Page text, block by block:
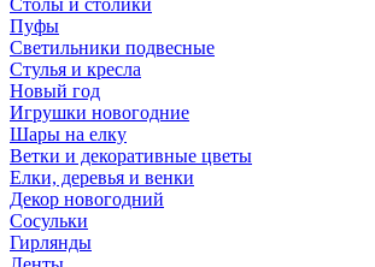
Столы и столики
Пуфы
Светильники подвесные
Стулья и кресла
Новый год
Игрушки новогодние
Шары на елку
Ветки и декоративные цветы
Елки, деревья и венки
Декор новогодний
Сосульки
Гирлянды